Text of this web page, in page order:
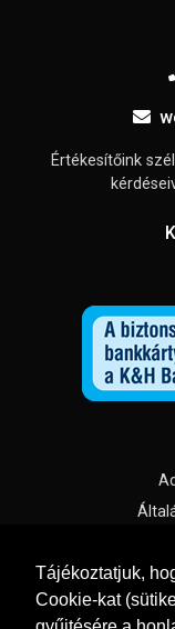
Tájékoztatjuk,
Cookie-kat
Értékesítőink